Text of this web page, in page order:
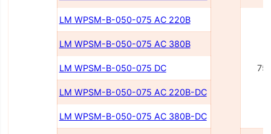
LM WPSM-B-050-075 AC 220В
LM WPSM-B-050-075 AC 380В
LM WPSM-B-050-075 DC
LM WPSM-B-050-075 AC 220В-DC
LM WPSM-B-050-075 AC 380В-DC